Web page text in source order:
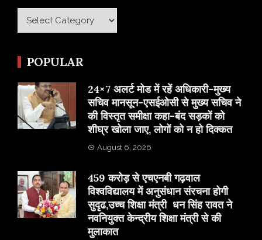
Category
POPULAR
24×7 अलर्ट मोड में रहें अधिकारी-मुख्य
सचिव मानसून-एसईओसी से मुख्य सचिव ने
की विस्तृत समीक्षा कहा-बंद सड़कों को
शीघ्र खोला जाए, लोगों को न हो दिक्कत
August 6, 2026
459 करोड़ से एचएनबी गढ़वाल
विश्वविद्यालय में अनुसंधान संरचना होगी
सुदृढ,उच्च शिक्षा मंत्री धन सिंह रावत ने
नवनियुक्त केन्द्रीय शिक्षा मंत्री से की
मुलाकात